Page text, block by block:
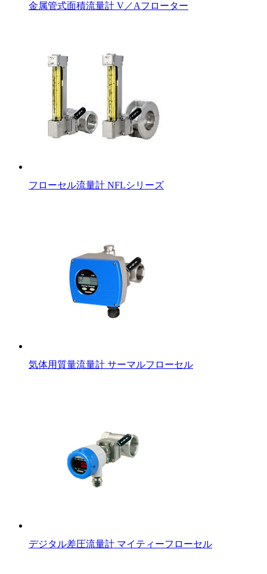
金属管式面積流量計 V／Aフローター
フローセル流量計 NFLシリーズ
気体用質量流量計 サーマルフローセル
デジタル差圧流量計 マイティーフローセル